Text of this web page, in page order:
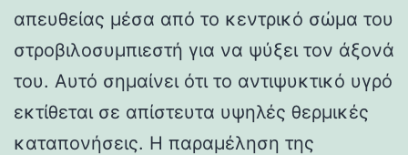
απευθείας μέσα από το κεντρικό σώμα του
στροβιλοσυμπιεστή για να ψύξει τον άξονά
του. Αυτό σημαίνει ότι το αντιψυκτικό υγρό
εκτίθεται σε απίστευτα υψηλές θερμικές
καταπονήσεις. Η παραμέληση της